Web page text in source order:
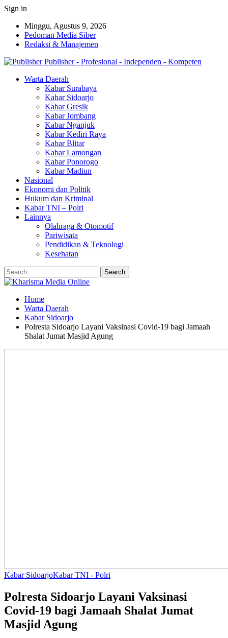
Sign in
Minggu, Agustus 9, 2026
Pedoman Media Siber
Redaksi & Manajemen
Publisher - Profesional - Independen - Kompeten
Warta Daerah
Kabar Surabaya
Kabar Sidoarjo
Kabar Gresik
Kabar Jombang
Kabar Nganjuk
Kabar Kediri Raya
Kabar Blitar
Kabar Lamongan
Kabar Ponorogo
Kabar Madiun
Nasional
Ekonomi dan Politik
Hukum dan Kriminal
Kabar TNI – Polri
Lainnya
Olahraga & Otomotif
Pariwisata
Pendidikan & Teknologi
Kesehatan
Home
Warta Daerah
Kabar Sidoarjo
Polresta Sidoarjo Layani Vaksinasi Covid-19 bagi Jamaah
Shalat Jumat Masjid Agung
Kabar SidoarjoKabar TNI - Polri
Polresta Sidoarjo Layani Vaksinasi
Covid-19 bagi Jamaah Shalat Jumat
Masjid Agung